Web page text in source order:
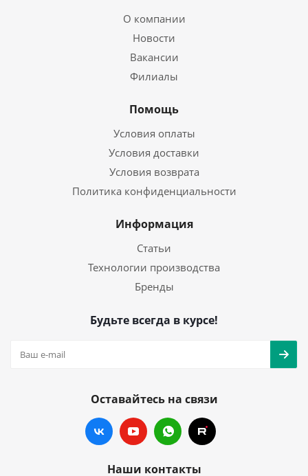
О компании
Новости
Вакансии
Филиалы
Помощь
Условия оплаты
Условия доставки
Условия возврата
Политика конфиденциальности
Информация
Статьи
Технологии производства
Бренды
Будьте всегда в курсе!
Оставайтесь на связи
Наши контакты